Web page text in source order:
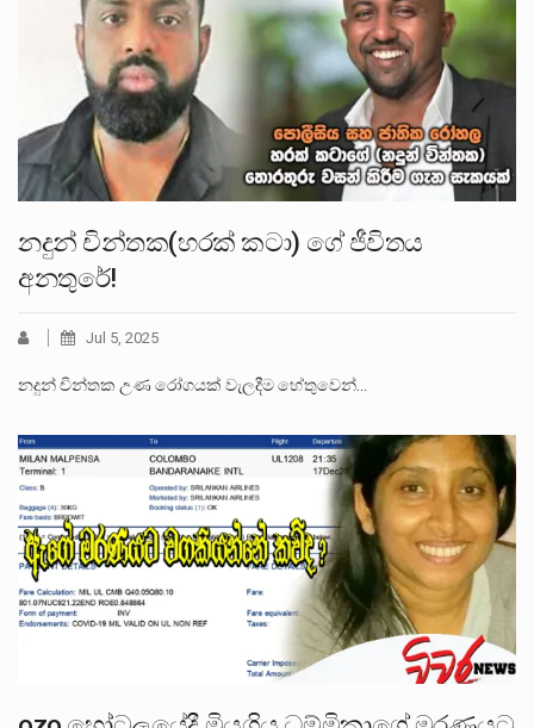
නදුන් චින්තක(හරක් කටා) ගේ ජීවිතය
අනතුරේ!
Jul 5, 2025
නදුන් චින්තක උණ රෝගයක් වැලදීම හේතුවෙන්…